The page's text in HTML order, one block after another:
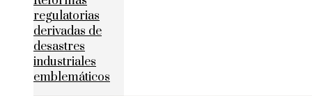
regulatorias
derivadas de
desastres
industriales
emblemáticos